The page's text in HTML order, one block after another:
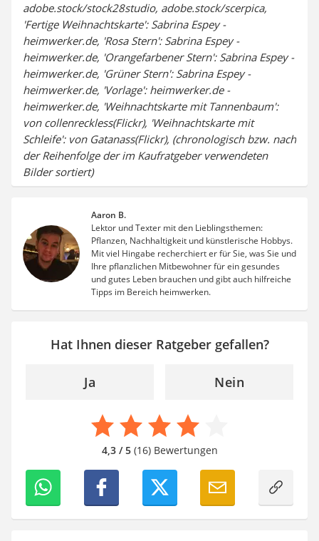
adobe.stock/stock28studio, adobe.stock/scerpica,
'Fertige Weihnachtskarte': Sabrina Espey -
heimwerker.de, 'Rosa Stern': Sabrina Espey -
heimwerker.de, 'Orangefarbener Stern': Sabrina Espey -
heimwerker.de, 'Grüner Stern': Sabrina Espey -
heimwerker.de, 'Vorlage': heimwerker.de -
heimwerker.de, 'Weihnachtskarte mit Tannenbaum':
von collenreckless(Flickr), 'Weihnachtskarte mit
Schleife': von Gatanass(Flickr), (chronologisch bzw. nach
der Reihenfolge der im Kaufratgeber verwendeten
Bilder sortiert)
Aaron B.
Lektor und Texter mit den Lieblingsthemen:
Pflanzen, Nachhaltigkeit und künstlerische Hobbys.
Mit viel Hingabe recherchiert er für Sie, was Sie und
Ihre pflanzlichen Mitbewohner für ein gesundes
und gutes Leben brauchen und gibt auch hilfreiche
Tipps im Bereich heimwerken.
Hat Ihnen dieser Ratgeber gefallen?
Ja Nein
4,3 / 5(16) Bewertungen